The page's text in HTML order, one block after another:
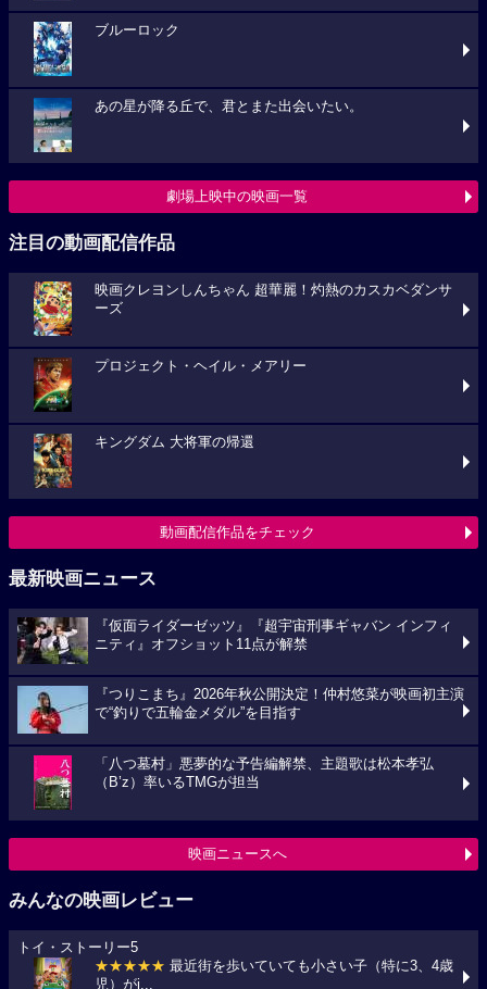
ブルーロック
あの星が降る丘で、君とまた出会いたい。
劇場上映中の映画一覧
注目の動画配信作品
映画クレヨンしんちゃん 超華麗！灼熱のカスカベダンサ
ーズ
プロジェクト・ヘイル・メアリー
キングダム 大将軍の帰還
動画配信作品をチェック
最新映画ニュース
『仮面ライダーゼッツ』『超宇宙刑事ギャバン インフィ
ニティ』オフショット11点が解禁
『つりこまち』2026年秋公開決定！仲村悠菜が映画初主演
で“釣りで五輪金メダル”を目指す
「八つ墓村」悪夢的な予告編解禁、主題歌は松本孝弘
（B’z）率いるTMGが担当
映画ニュースへ
みんなの映画レビュー
トイ・ストーリー5
★★★★★ 最近街を歩いていても小さい子（特に3、4歳
児）がi...